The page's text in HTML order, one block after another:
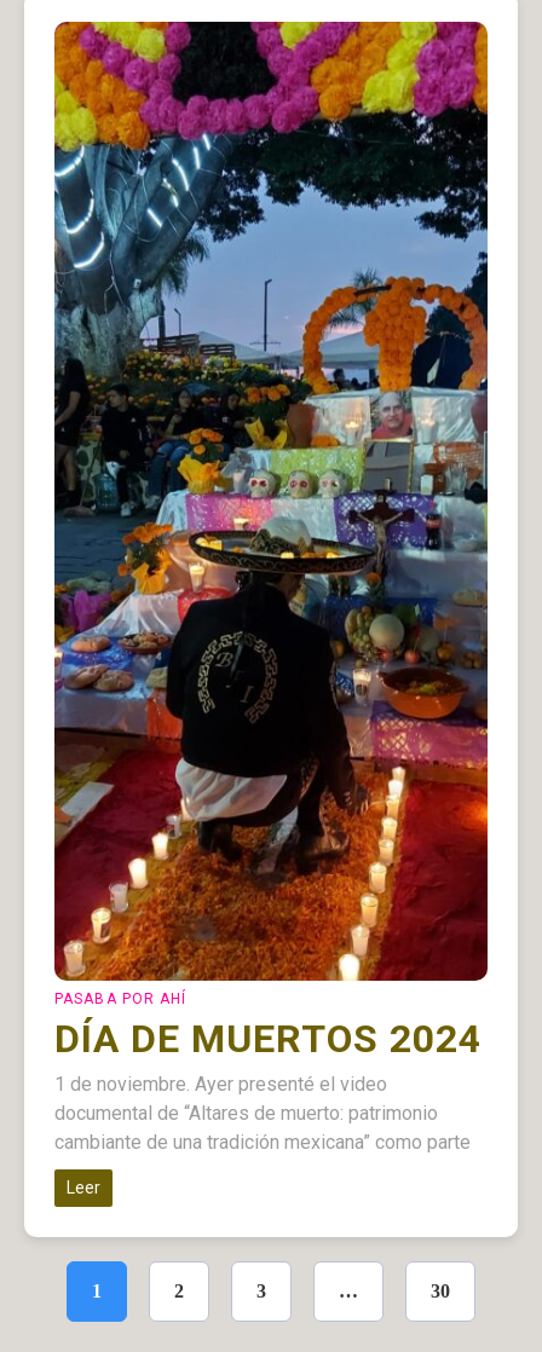
PASABA POR AHÍ
DÍA DE MUERTOS 2024
1 de noviembre. Ayer presenté el video
documental de “Altares de muerto: patrimonio
cambiante de una tradición mexicana” como parte
Leer
1 2 3 … 30